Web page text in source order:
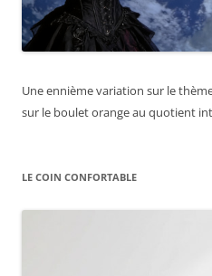
Une ennième variation sur le
sur le boulet orange au quotient
LE COIN CONFORTABLE